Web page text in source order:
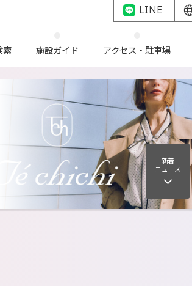
LINE
索 施設ガイド アクセス・駐車場
新着
ニュース